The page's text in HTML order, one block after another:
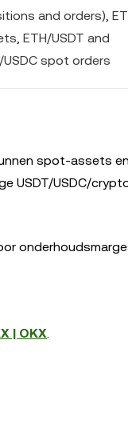
and orders),
ETH/USDT and
USDC spot orders
spot-assets
USDT/USDC/
| OKX.